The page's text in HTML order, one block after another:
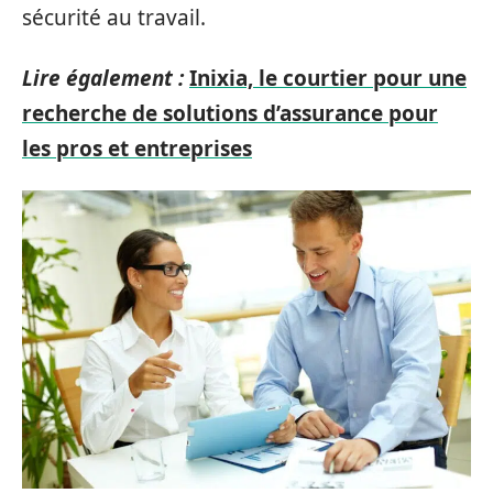
sécurité au travail.
Lire également :Inixia, le courtier pour une
recherche de solutions d’assurance pour
les pros et entreprises